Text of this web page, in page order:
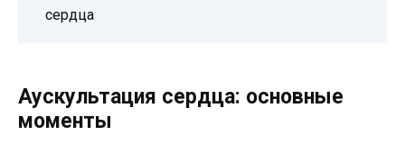
сердца
Аускультация сердца: основные
моменты